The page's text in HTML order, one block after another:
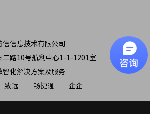
信息技术有限公司
二路10号航利中心1-1-1201室
智化解决方案及服务
致远 畅捷通 企企